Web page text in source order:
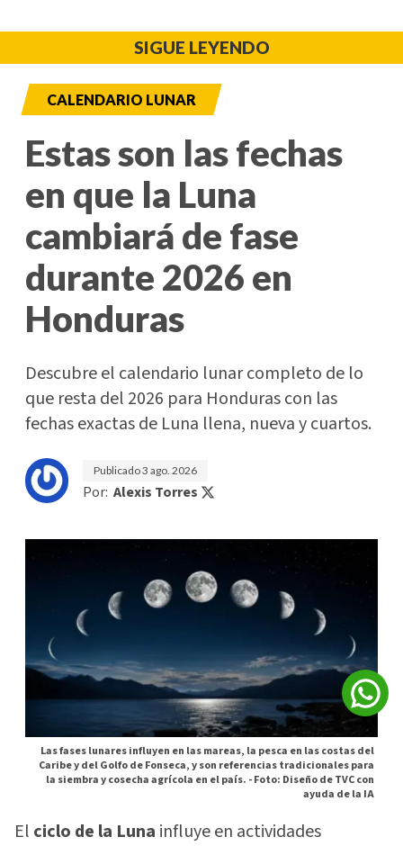
SIGUE LEYENDO
CALENDARIO LUNAR
Estas son las fechas
en que la Luna
cambiará de fase
durante 2026 en
Honduras
Descubre el calendario lunar completo de lo
que resta del 2026 para Honduras con las
fechas exactas de Luna llena, nueva y cuartos.
Publicado3 ago. 2026
Por: Alexis Torres
Las fases lunares influyen en las mareas, la pesca en las costas del
Caribe y del Golfo de Fonseca, y son referencias tradicionales para
la siembra y cosecha agrícola en el país. -Foto: Diseño de TVC con
ayuda de la IA
El ciclo de la Luna influye en actividades